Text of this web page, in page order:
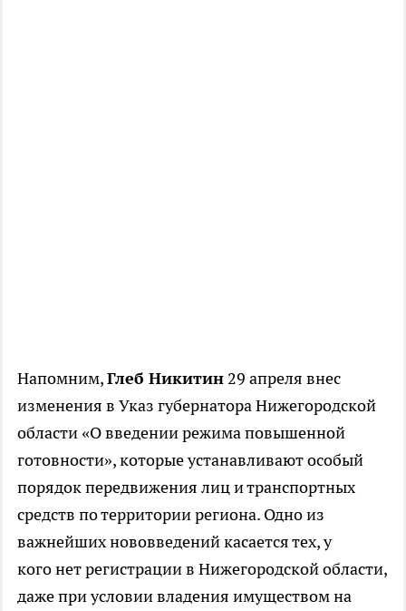
Напомним,Глеб Никитин 29 апреля внес
изменения в Указ губернатора Нижегородской
области «О введении режима повышенной
готовности», которые устанавливают особый
порядок передвижения лиц и транспортных
средств по территории региона. Одно из
важнейших нововведений касается тех, у
кого нет регистрации в Нижегородской области,
даже при условии владения имуществом на